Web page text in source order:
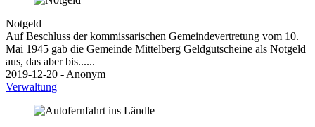
Notgeld
Auf Beschluss der kommissarischen Gemeindevertretung vom 10.
Mai 1945 gab die Gemeinde Mittelberg Geldgutscheine als Notgeld
aus, das aber bis......
2019-12-20 - Anonym
Verwaltung